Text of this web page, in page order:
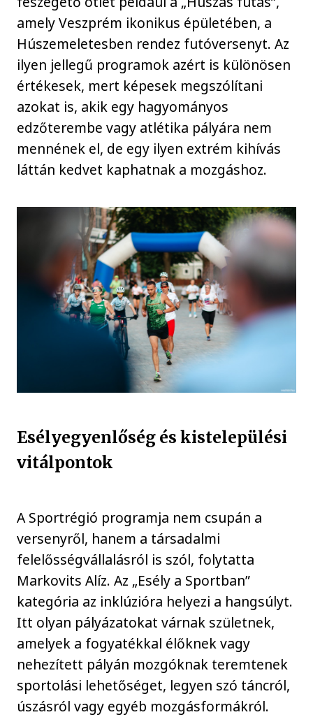
amely Veszprém ikonikus épületében, a
Húszemeletesben rendez futóversenyt. Az
ilyen jellegű programok azért is különösen
értékesek, mert képesek megszólítani
azokat is, akik egy hagyományos
edzőterembe vagy atlétika pályára nem
mennének el, de egy ilyen extrém kihívás
láttán kedvet kaphatnak a mozgáshoz.
Esélyegyenlőség és kistelepülési
vitálpontok
A Sportrégió programja nem csupán a
versenyről, hanem a társadalmi
felelősségvállalásról is szól, folytatta
Markovits Alíz. Az „Esély a Sportban”
kategória az inklúzióra helyezi a hangsúlyt.
Itt olyan pályázatokat várnak születnek,
amelyek a fogyatékkal élőknek vagy
nehezített pályán mozgóknak teremtenek
sportolási lehetőséget, legyen szó táncról,
úszásról vagy egyéb mozgásformákról.